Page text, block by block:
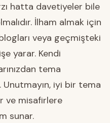
hatta davetiyeler bile
İlham almak için
veya geçmişteki
yarar. Kendi
tema
iyi bir tema
ve misafirlere
sunar.